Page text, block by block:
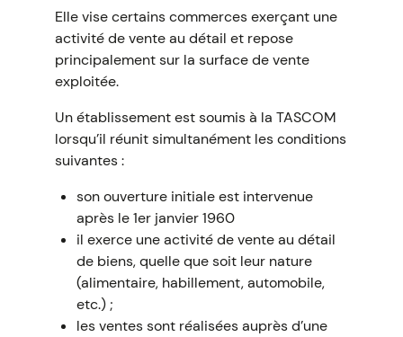
Elle vise certains commerces exerçant une
activité de vente au détail et repose
principalement sur la surface de vente
exploitée.
Un établissement est soumis à la TASCOM
lorsqu’il réunit simultanément les conditions
suivantes :
son ouverture initiale est intervenue
après le 1er janvier 1960
il exerce une activité de vente au détail
de biens, quelle que soit leur nature
(alimentaire, habillement, automobile,
etc.) ;
les ventes sont réalisées auprès d’une